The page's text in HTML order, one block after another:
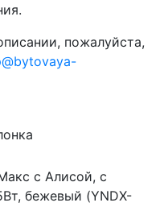
пожалуйста,
с Алисой, с
бежевый (YNDX-